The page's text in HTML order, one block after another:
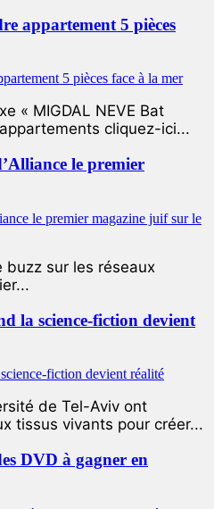
appartement 5 pièces
« MIGDAL NEVE Bat
cliquez-ici...
le premier
sur les réseaux
la science-fiction devient
de Tel-Aviv ont
tissus vivants pour créer...
DVD à gagner en